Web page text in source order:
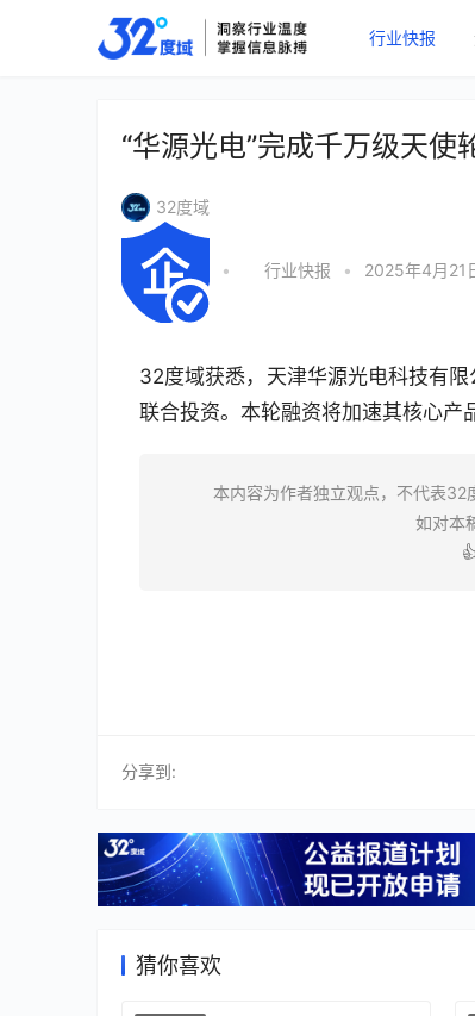
行业快报
“华源光电”完成千万级天使
32度域
• 行业快报 • 2025年4月21
32度域获悉，天津华源光电科技有
联合投资。本轮融资将加速其核心产
本内容为作者独立观点，不代表32
如对本
分享到:
猜你喜欢